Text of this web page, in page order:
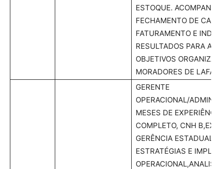
ESTOQUE.
FECHAMENTO DE
FATURAMENTO E
RESULTADOS PARA
OBJETIVOS
MORADORES DE
GERENTE
OPERACIONAL/
MESES DE
COMPLETO, CNH
GERÊNCIA
ESTRATÉGIAS E